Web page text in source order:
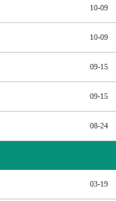
10-09
10-09
09-15
09-15
08-24
03-19